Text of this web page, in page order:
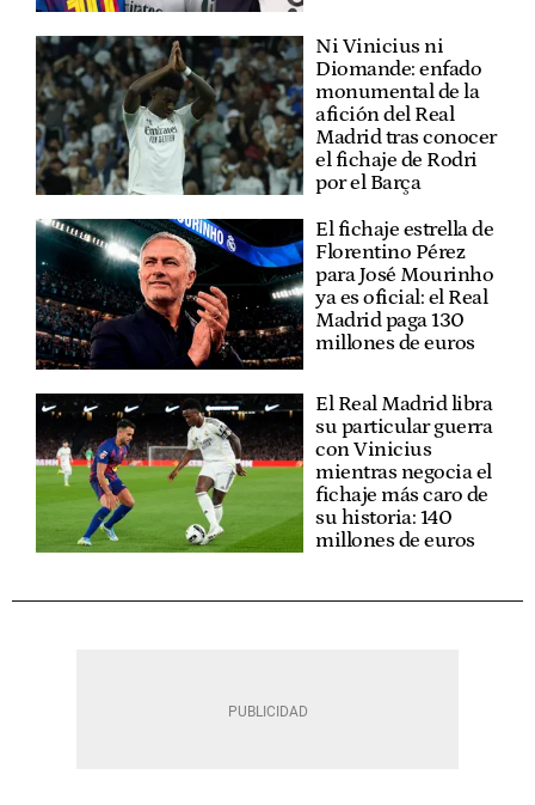
Ni Vinicius ni
Diomande: enfado
monumental de la
afición del Real
Madrid tras conocer
el fichaje de Rodri
por el Barça
El fichaje estrella de
Florentino Pérez
para José Mourinho
ya es oficial: el Real
Madrid paga 130
millones de euros
El Real Madrid libra
su particular guerra
con Vinicius
mientras negocia el
fichaje más caro de
su historia: 140
millones de euros